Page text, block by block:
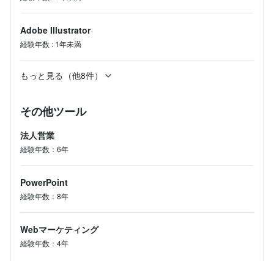
Adobe Illustrator
経験年数 : 1年未満
もっと見る（他8件）
その他ツール
法人営業
経験年数：6年
PowerPoint
経験年数：8年
Webマーケティング
経験年数：4年